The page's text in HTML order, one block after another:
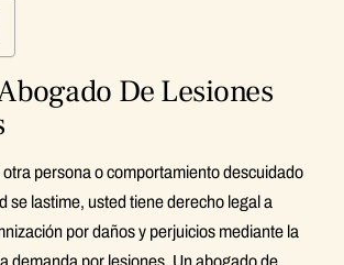
De Lesiones
persona o comportamiento descuidado
se lastime, usted tiene derecho legal a
por daños y perjuicios mediante la
demanda por lesiones. Un abogado de